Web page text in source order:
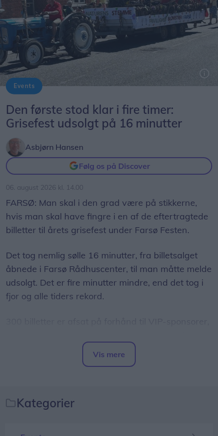
Man kan derfor igen frit færdes udenfor.
Events
Den første stod klar i fire timer:
Grisefest udsolgt på 16 minutter
Asbjørn Hansen
Følg os på Discover
06. august 2026 kl. 14.00
FARSØ: Man skal i den grad være på stikkerne,
hvis man skal have fingre i en af de eftertragtede
billetter til årets grisefest under Farsø Festen.
Det tog nemlig sølle 16 minutter, fra billetsalget
åbnede i Farsø Rådhuscenter, til man måtte melde
udsolgt. Det er fire minutter mindre, end det tog i
fjor og alle tiders rekord.
det er faktisk flere end sidste år.
stået i kø i over fire timer for at være helt sikker,
Vis mere
Kategorier